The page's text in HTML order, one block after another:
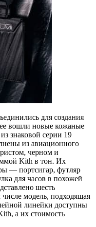
для создания
вошли новые кожаные
знаковой серии 19
из авиационного
черном и
Kith в тон. Их
— портсигар, футляр
для часов в похожей
шесть
модель, подходящая
линейки доступны
а их стоимость